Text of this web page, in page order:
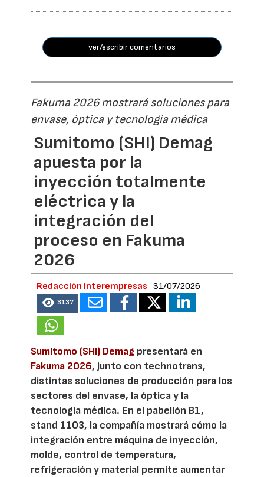
ver/escribir comentarios
Fakuma 2026 mostrará soluciones para
envase, óptica y tecnología médica
Sumitomo (SHI) Demag
apuesta por la
inyección totalmente
eléctrica y la
integración del
proceso en Fakuma
2026
Redacción Interempresas 31/07/2026
3137
Sumitomo (SHI) Demag presentará en
Fakuma 2026, junto con technotrans,
distintas soluciones de producción para los
sectores del envase, la óptica y la
tecnología médica. En el pabellón B1,
stand 1103, la compañía mostrará cómo la
integración entre máquina de inyección,
molde, control de temperatura,
refrigeración y material permite aumentar